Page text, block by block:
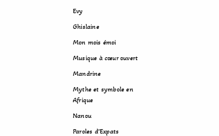
Evy
Ghislaine
Mon mois émoi
Musique à cœur ouvert
Mandrine
Mythe et symbole en
Afrique
Nanou
Paroles d’Expats